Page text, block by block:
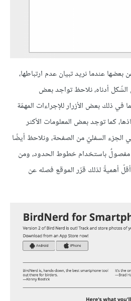
عندما نريد تبيان عدم ارتباطها،
أدناه، نلاحظ تواجد بعض
في ذلك بعض الأزرار للإجراءات المهمّة
كما توجد بعض المعلومات الأكثر
الجزء السفليّ من الصفحة، ونلاحظ أيضًا
باستخدام خطوط الحدود، ومن
أهميةً لذلك قرّر الموقع فصله عن